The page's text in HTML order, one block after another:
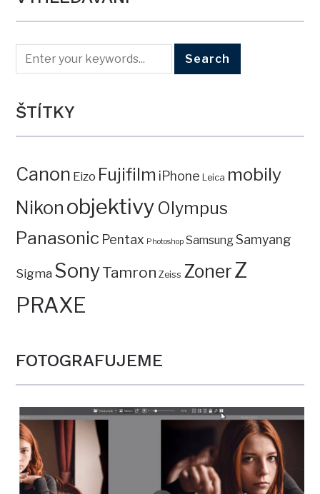
ŠTÍTKY
Canon Eizo Fujifilm iPhone Leica mobily
Nikon objektivy Olympus
Panasonic Pentax Photoshop SamsungSamyang
Sigma SonyTamron Zeiss ZonerZ
PRAXE
FOTOGRAFUJEME